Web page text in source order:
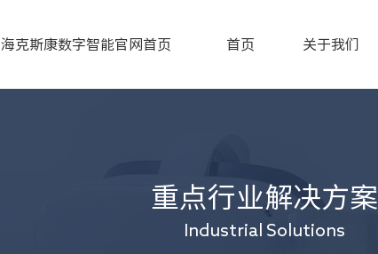
海克斯康数字智能官网首页 首页 关于我们
重点行业解决方案
Industrial Solutions